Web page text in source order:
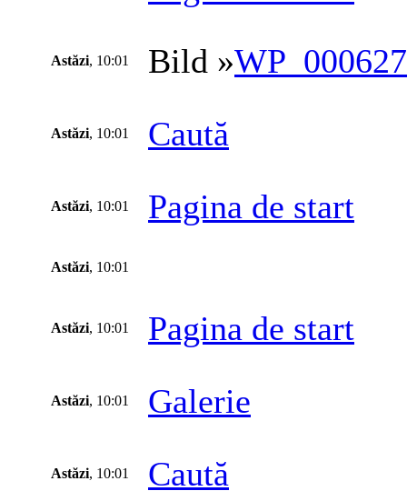
Astăzi, 10:01 Bild »WP_000627
Astăzi, 10:01 Caută
Astăzi, 10:01 Pagina de start
Astăzi, 10:01
Astăzi, 10:01 Pagina de start
Astăzi, 10:01 Galerie
Astăzi, 10:01 Caută